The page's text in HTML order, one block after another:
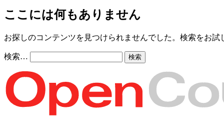
ここには何もありません
お探しのコンテンツを見つけられませんでした。検索をお試
検索…